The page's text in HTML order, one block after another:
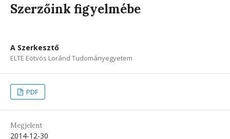
Szerzőink figyelmébe
A Szerkesztő
ELTE Eötvös Loránd Tudományegyetem
PDF
Megjelent
2014-12-30